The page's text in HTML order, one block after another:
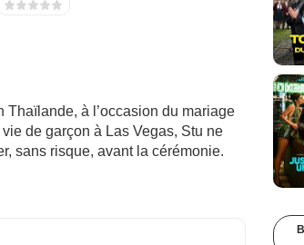
Thaïlande, à l’occasion du mariage
de garçon à Las Vegas, Stu ne
sans risque, avant la cérémonie.